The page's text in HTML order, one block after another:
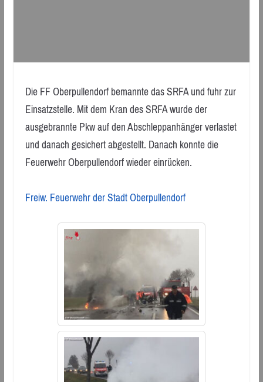
Die FF Oberpullendorf bemannte das SRFA und fuhr zur
Einsatzstelle. Mit dem Kran des SRFA wurde der
ausgebrannte Pkw auf den Abschleppanhänger verlastet
und danach gesichert abgestellt. Danach konnte die
Feuerwehr Oberpullendorf wieder einrücken.
Freiw. Feuerwehr der Stadt Oberpullendorf